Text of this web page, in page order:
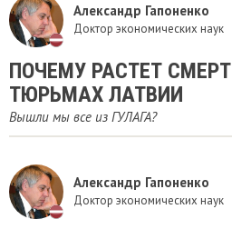
Александр Гапоненко
Доктор экономических наук
ПОЧЕМУ РАСТЕТ
ТЮРЬМАХ ЛАТВИИ
Вышли мы все из ГУЛАГА?
Александр Гапоненко
Доктор экономических наук